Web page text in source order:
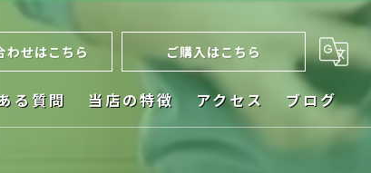
わせはこちら ご購入はこちら
る質問 当店の特徴 アクセス ブログ